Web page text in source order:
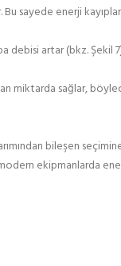
sayede enerji
artar (bkz. Şekil
miktarda sağlar,
bileşen
ekipmanlarda